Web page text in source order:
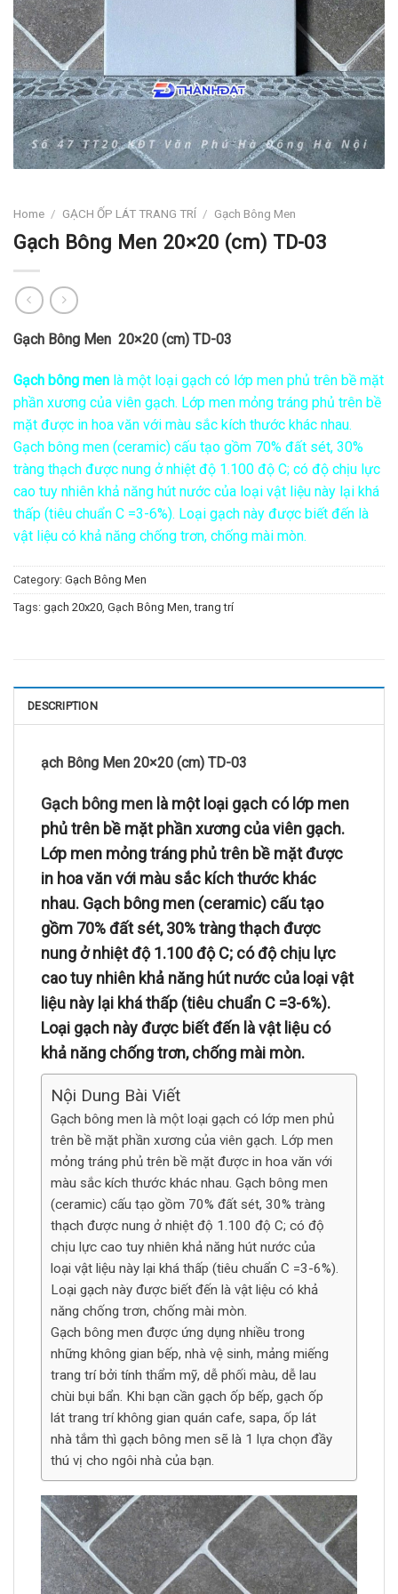
Home / GẠCH ỐP LÁT TRANG TRÍ / Gạch Bông Men
Gạch Bông Men 20×20 (cm) TD-03
Gạch Bông Men 20×20 (cm) TD-03
Gạch bông men là một loại gạch có lớp men phủ trên bề mặt
phần xương của viên gạch. Lớp men mỏng tráng phủ trên bề
mặt được in hoa văn với màu sắc kích thước khác nhau.
Gạch bông men (ceramic) cấu tạo gồm 70% đất sét, 30%
tràng thạch được nung ở nhiệt độ 1.100 độ C; có độ chịu lực
cao tuy nhiên khả năng hút nước của loại vật liệu này lại khá
thấp (tiêu chuẩn C =3-6%). Loại gạch này được biết đến là
vật liệu có khả năng chống trơn, chống mài mòn.
Category: Gạch Bông Men
Tags: gạch 20x20 Gạch Bông Men ,trang trí
DESCRIPTION
ạch Bông Men 20×20 (cm) TD-03
Gạch bông men là một loại gạch có lớp men
phủ trên bề mặt phần xương của viên gạch.
Lớp men mỏng tráng phủ trên bề mặt được
in hoa văn với màu sắc kích thước khác
nhau. Gạch bông men (ceramic) cấu tạo
gồm 70% đất sét, 30% tràng thạch được
nung ở nhiệt độ 1.100 độ C; có độ chịu lực
cao tuy nhiên khả năng hút nước của loại vật
liệu này lại khá thấp (tiêu chuẩn C =3-6%).
Loại gạch này được biết đến là vật liệu có
khả năng chống trơn, chống mài mòn.
Nội Dung Bài Viết
Gạch bông men là một loại gạch có lớp men phủ
trên bề mặt phần xương của viên gạch. Lớp men
mỏng tráng phủ trên bề mặt được in hoa văn với
màu sắc kích thước khác nhau. Gạch bông men
(ceramic) cấu tạo gồm 70% đất sét, 30% tràng
thạch được nung ở nhiệt độ 1.100 độ C; có độ
chịu lực cao tuy nhiên khả năng hút nước của
loại vật liệu này lại khá thấp (tiêu chuẩn C =3-6%).
Loại gạch này được biết đến là vật liệu có khả
năng chống trơn, chống mài mòn.
Gạch bông men được ứng dụng nhiều trong
những không gian bếp, nhà vệ sinh, mảng miếng
trang trí bởi tính thẩm mỹ, dễ phối màu, dễ lau
chùi bụi bẩn. Khi bạn cần gạch ốp bếp, gạch ốp
lát trang trí không gian quán cafe, sapa, ốp lát
nhà tắm thì gạch bông men sẽ là 1 lựa chọn đầy
thú vị cho ngôi nhà của bạn.